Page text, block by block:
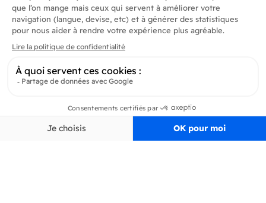
En savoir plus
Informations
Inscrivez-vous et soyez au courant de toutes les dernières nouveautés de